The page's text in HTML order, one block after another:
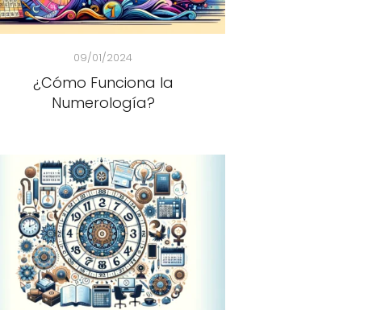
09/01/2024
¿Cómo Funciona la
Numerología?